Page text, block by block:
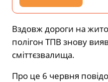
Вздовж дороги на
полігон ТПВ знову
сміттєзвалища.
Про це 6 червня